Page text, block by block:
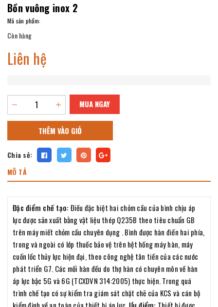
Bồn vuông inox 2
Mã sản phẩm:
Còn hàng
Liên hệ
MUA NGAY
THÊM VÀO GIỎ
Chia sẻ:
MÔ TẢ
Đặc điểm chế tạo: Điều đặc biệt hai chỏm cầu của bình chịu áp
lực được sản xuất bằng vật liệu thép Q235B theo tiêu chuẩn GB
trên máy miết chỏm cầu chuyên dụng . Bình được hàn điền hai phía,
trong và ngoài có lớp thuốc bảo vệ trên hệt hống máy hàn, máy
cuốn lốc thủy lực hiện đại, theo công nghệ tân tiến của các nước
phát triển G7. Các mối hàn đều do thợ hàn có chuyên môn về hàn
áp lực bậc 5G và 6G (TCXDVN 314:2005) thực hiện. Trong quá
trình chế tạo có sự kiểm tra giám sát chặt chẽ của KCS và cán bộ